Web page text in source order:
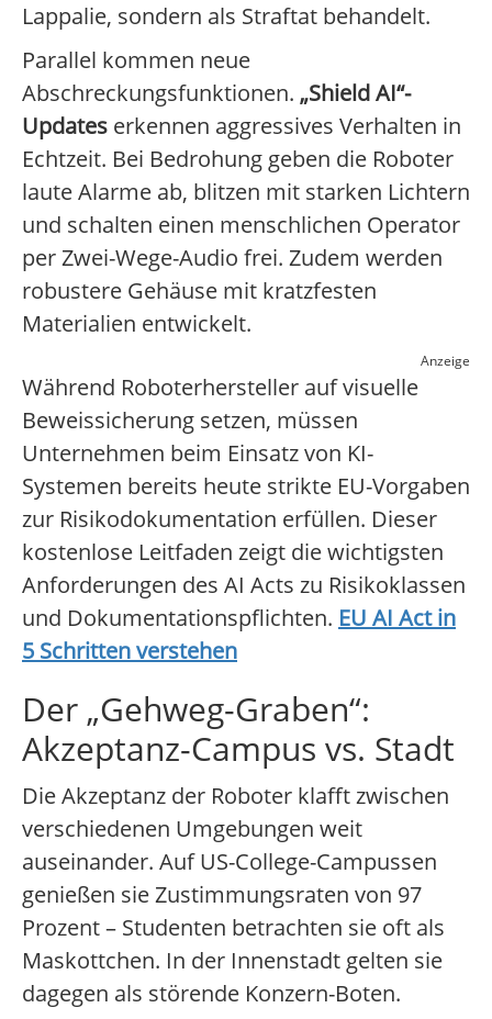
Lappalie, sondern als Straftat behandelt.
Parallel kommen neue
Abschreckungsfunktionen. „Shield AI“-
Updates erkennen aggressives Verhalten in
Echtzeit. Bei Bedrohung geben die Roboter
laute Alarme ab, blitzen mit starken Lichtern
und schalten einen menschlichen Operator
per Zwei-Wege-Audio frei. Zudem werden
robustere Gehäuse mit kratzfesten
Materialien entwickelt.
Anzeige
Während Roboterhersteller auf visuelle
Beweissicherung setzen, müssen
Unternehmen beim Einsatz von KI-
Systemen bereits heute strikte EU-Vorgaben
zur Risikodokumentation erfüllen. Dieser
kostenlose Leitfaden zeigt die wichtigsten
Anforderungen des AI Acts zu Risikoklassen
und Dokumentationspflichten. EU AI Act in
5 Schritten verstehen
Der „Gehweg-Graben“:
Akzeptanz-Campus vs. Stadt
Die Akzeptanz der Roboter klafft zwischen
verschiedenen Umgebungen weit
auseinander. Auf US-College-Campussen
genießen sie Zustimmungsraten von 97
Prozent – Studenten betrachten sie oft als
Maskottchen. In der Innenstadt gelten sie
dagegen als störende Konzern-Boten.